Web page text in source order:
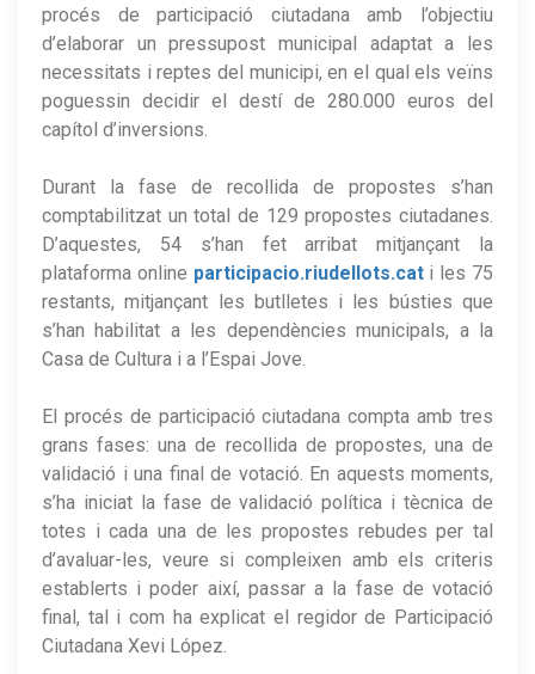
procés de participació ciutadana amb l’objectiu
d’elaborar un pressupost municipal adaptat a les
necessitats i reptes del municipi, en el qual els veïns
poguessin decidir el destí de 280.000 euros del
capítol d’inversions.
Durant la fase de recollida de propostes s’han
comptabilitzat un total de 129 propostes ciutadanes.
D’aquestes, 54 s’han fet arribat mitjançant la
plataforma online participacio.riudellots.cati les 75
restants, mitjançant les butlletes i les bústies que
s’han habilitat a les dependències municipals, a la
Casa de Cultura i a l’Espai Jove.
El procés de participació ciutadana compta amb tres
grans fases: una de recollida de propostes, una de
validació i una final de votació. En aquests moments,
s’ha iniciat la fase de validació política i tècnica de
totes i cada una de les propostes rebudes per tal
d’avaluar-les, veure si compleixen amb els criteris
establerts i poder així, passar a la fase de votació
final, tal i com ha explicat el regidor de Participació
Ciutadana Xevi López.